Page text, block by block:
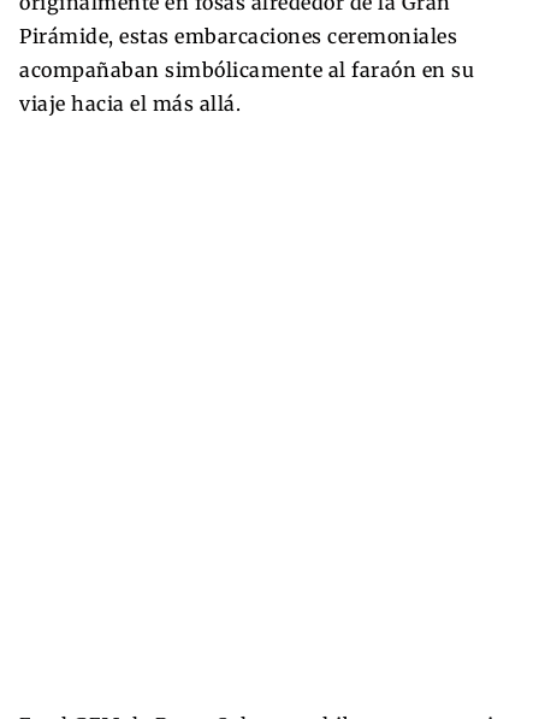
Pirámide, estas embarcaciones ceremoniales
acompañaban simbólicamente al faraón en su
viaje hacia el más allá.